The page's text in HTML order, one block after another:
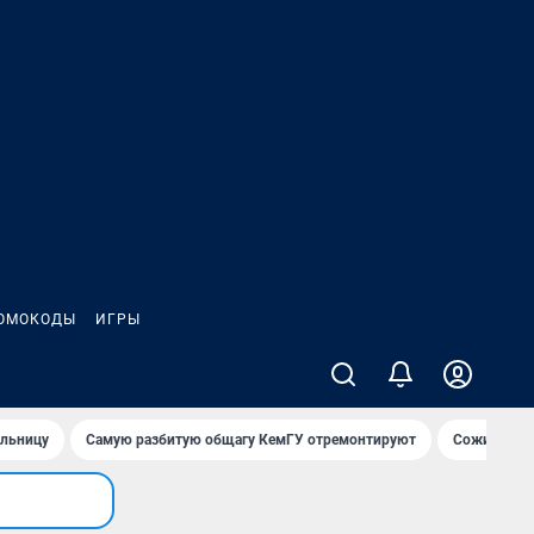
ИГРЫ
Самую разбитую общагу КемГУ отремонтируют